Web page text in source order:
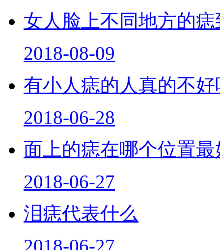
女人脸上不同地方的
2018-08-09
有小人痣的人真的不好
2018-06-28
面上的痣在哪个位置最
2018-06-27
泪痣代表什么
2018-06-27